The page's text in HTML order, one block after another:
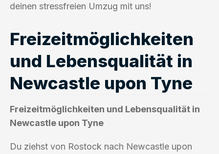
deinen stressfreien Umzug mit uns!
Freizeitmöglichkeiten
und Lebensqualität in
Newcastle upon Tyne
Freizeitmöglichkeiten und Lebensqualität in
Newcastle upon Tyne
Du ziehst von Rostock nach Newcastle upon